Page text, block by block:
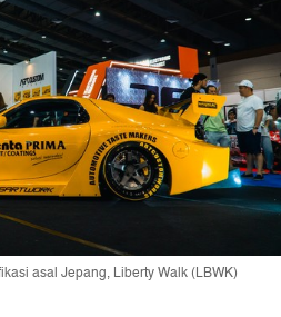
asal Jepang, Liberty Walk (LBWK)